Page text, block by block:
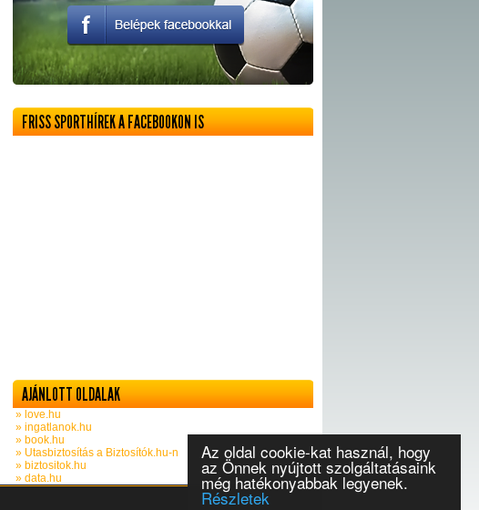
Az oldal cookie-kat használ, hogy
az Önnek nyújtott szolgáltatásaink
még hatékonyabbak legyenek.
Részletek
FRISS SPORTHÍREK A FACEBOOKON IS
AJÁNLOTT OLDALAK
» love.hu
» ingatlanok.hu
» book.hu
» Utasbiztosítás a Biztosítók.hu-n
» biztositok.hu
» data.hu